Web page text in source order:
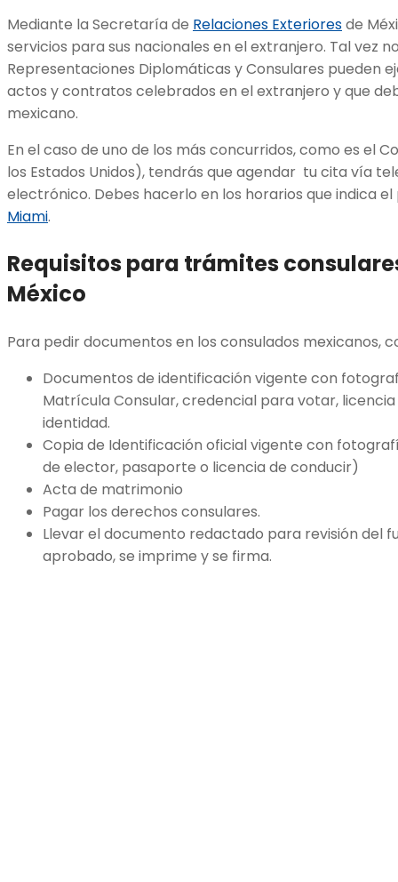
Mediante la Secretaría de Relaciones Exterioresde
servicios para sus nacionales en el extranjero. Tal vez
Representaciones Diplomáticas y Consulares pueden
actos y contratos celebrados en el extranjero y que
mexicano.
En el caso de uno de los más concurridos, como es el
los Estados Unidos), tendrás que agendar tu cita vía
electrónico. Debes hacerlo en los horarios que indica
Miami.
Requisitos para trámites
México
Para pedir documentos en los consulados mexicanos,
Documentos de identificación vigente con
Matrícula Consular, credencial para votar,
identidad.
Copia de Identificación oficial vigente con
de elector, pasaporte o licencia de conducir)
Acta de matrimonio
Pagar los derechos consulares.
Llevar el documento redactado para revisión del
aprobado, se imprime y se firma.